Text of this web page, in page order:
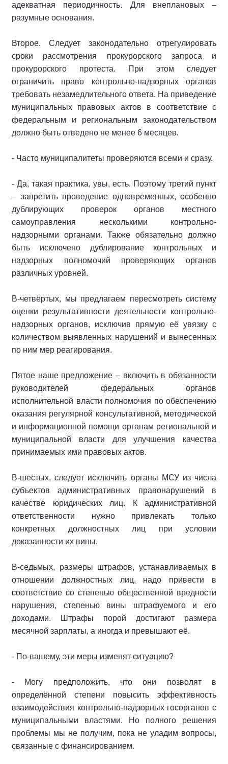
адекватная периодичность. Для внеплановых –
разумные основания.
Второе. Следует законодательно отрегулировать
сроки рассмотрения прокурорского запроса и
прокурорского протеста. При этом следует
ограничить право контрольно-надзорных органов
требовать незамедлительного ответа. На приведение
муниципальных правовых актов в соответствие с
федеральным и региональным законодательством
должно быть отведено не менее 6 месяцев.
- Часто муниципалитеты проверяются всеми и сразу.
- Да, такая практика, увы, есть. Поэтому третий пункт
– запретить проведение одновременных, особенно
дублирующих проверок органов местного
самоуправления несколькими контрольно-
надзорными органами. Также обязательно должно
быть исключено дублирование контрольных и
надзорных полномочий проверяющих органов
различных уровней.
В-четвёртых, мы предлагаем пересмотреть систему
оценки результативности деятельности контрольно-
надзорных органов, исключив прямую её увязку с
количеством выявленных нарушений и вынесенных
по ним мер реагирования.
Пятое наше предложение – включить в обязанности
руководителей федеральных органов
исполнительной власти полномочия по обеспечению
оказания регулярной консультативной, методической
и информационной помощи органам региональной и
муниципальной власти для улучшения качества
принимаемых ими правовых актов.
В-шестых, следует исключить органы МСУ из числа
субъектов административных правонарушений в
качестве юридических лиц. К административной
ответственности нужно привлекать только
конкретных должностных лиц при условии
доказанности их вины.
В-седьмых, размеры штрафов, устанавливаемых в
отношении должностных лиц, надо привести в
соответствие со степенью общественной вредности
нарушения, степенью вины штрафуемого и его
доходами. Штрафы порой достигают размера
месячной зарплаты, а иногда и превышают её.
- По-вашему, эти меры изменят ситуацию?
- Могу предположить, что они позволят в
определённой степени повысить эффективность
взаимодействия контрольно-надзорных госорганов с
муниципальными властями. Но полного решения
проблемы мы не получим, пока не уладим вопросы,
связанные с финансированием.